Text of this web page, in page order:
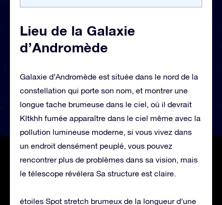
Lieu de la Galaxie
d’Andromède
Galaxie d’Andromède est située dans le nord de la
constellation qui porte son nom, et montrer une
longue tache brumeuse dans le ciel, où il devrait
Kltkhh fumée apparaître dans le ciel même avec la
pollution lumineuse moderne, si vous vivez dans
un endroit densément peuplé, vous pouvez
rencontrer plus de problèmes dans sa vision, mais
le télescope révélera Sa structure est claire.
étoiles Spot stretch brumeux de la longueur d’une